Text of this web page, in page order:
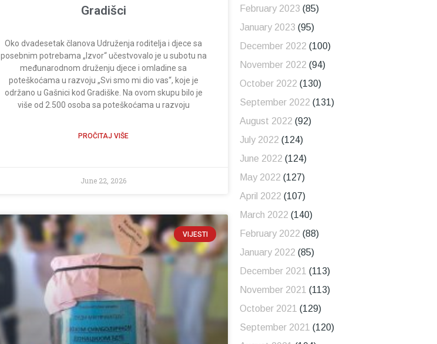
Gradišci
Oko dvadesetak članova Udruženja roditelja i djece sa
posebnim potrebama „Izvor“ učestvovalo je u subotu na
međunarodnom druženju djece i omladine sa
poteškoćama u razvoju „Svi smo mi dio vas“, koje je
održano u Gašnici kod Gradiške. Na ovom skupu bilo je
više od 2.500 osoba sa poteškoćama u razvoju
PROČITAJ VIŠE
June 22, 2026
VIJESTI
February 2023 (85)
January 2023 (95)
December 2022 (100)
November 2022 (94)
October 2022 (130)
September 2022 (131)
August 2022 (92)
July 2022 (124)
June 2022 (124)
May 2022 (127)
April 2022 (107)
March 2022 (140)
February 2022 (88)
January 2022 (85)
December 2021 (113)
November 2021 (113)
October 2021 (129)
September 2021 (120)